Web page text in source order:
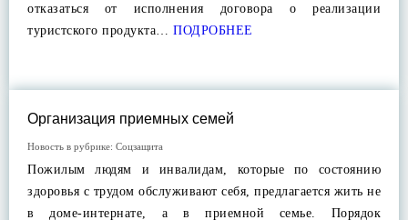
отказаться от исполнения договора о реализации
туристского продукта… ПОДРОБНЕЕ
Организация приемных семей
Новость в рубрике: Соцзащита
Пожилым людям и инвалидам, которые по состоянию
здоровья с трудом обслуживают себя, предлагается жить не
в доме-интернате, а в приемной семье. Порядок